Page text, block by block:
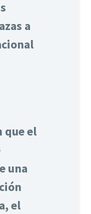
a
que el
una
el